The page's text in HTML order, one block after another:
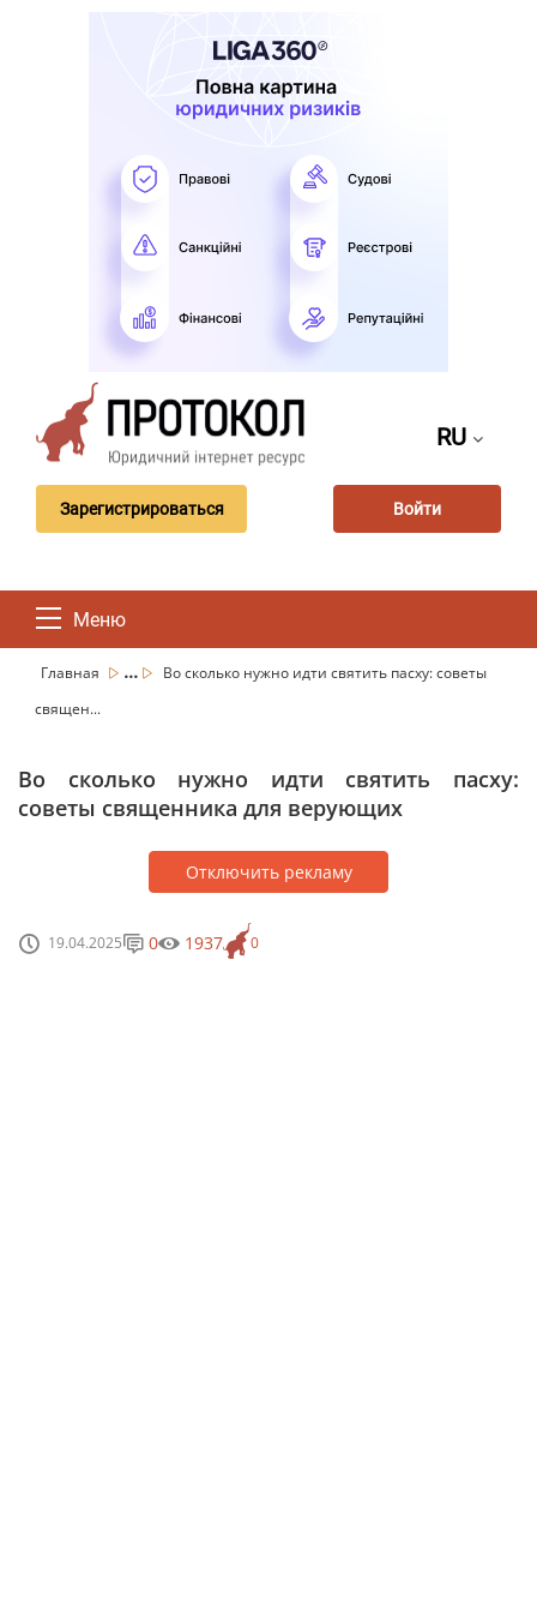
RU
Зарегистрироваться Войти
Меню
Главная ...
Во сколько нужно идти святить пасху: советы
священ...
Во сколько нужно идти святить пасху:
советы священника для верующих
Отключить рекламу
19.04.2025 0
0 1937